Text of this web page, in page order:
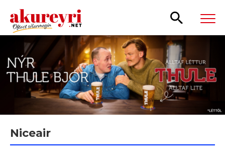
Leita
Niceair